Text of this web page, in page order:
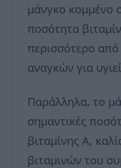
μάνγκο κομμένο
ποσότητα
περισσότερο
αναγκών για
Παράλληλα, το
σημαντικές
βιταμίνης Α,
βιταμινών του